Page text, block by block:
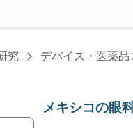
究 デバイス・医薬
メキシコの眼